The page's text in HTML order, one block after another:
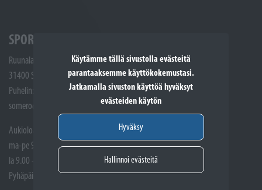
Käytämme tällä sivustolla evästeitä
parantaaksemme käyttökokemustasi.
Jatkamalla sivuston käyttöä hyväksyt
evästeiden käytön
Hyväksy
Hallinnoi evästeitä
SPORTTIKONE SOMERO
Ruunalantie 5
31400 Somero
Puhelin: (02) 748 9300
somero@sporttikone.fi
Aukioloajat
ma-pe 9.00 - 17.00
la 9.00 - 14.00
Pyhäpäivät suljettuna